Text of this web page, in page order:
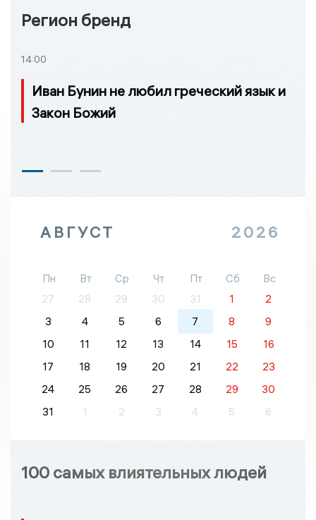
Регион бренд
14:00
Иван Бунин не любил греческий язык и
Закон Божий
АВГУСТ 2026
Пн Вт Ср Чт Пт Сб
Вс
27
28 29 30 31 1
2
3
4 5 6 7 8
9
10
11 12 13 14 15
16
17
18 19 20 21 22
23
24
25 26 27 28 29
30
31
1 2 3 4 5 6
100 самых влиятельных людей